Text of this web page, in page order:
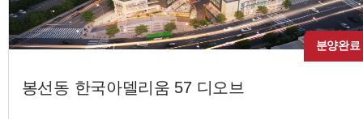
분양완료
봉선동 한국아델리움 57 디오브